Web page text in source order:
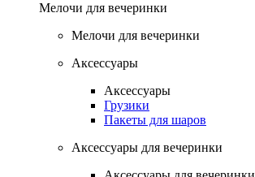
Мелочи для вечеринки
Мелочи для вечеринки
Аксессуары
Аксессуары
Грузики
Пакеты для шаров
Аксессуары для вечеринки